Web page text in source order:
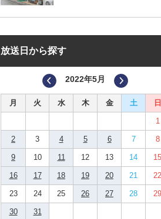
放送日から探す
2022年5月
月 火 水 木 金 土 日
1
2 3 4 5 6 7 8
9 10 11 12 13 14 15
16 17 18 19 20 21 22
23 24 25 26 27 28 29
30 31